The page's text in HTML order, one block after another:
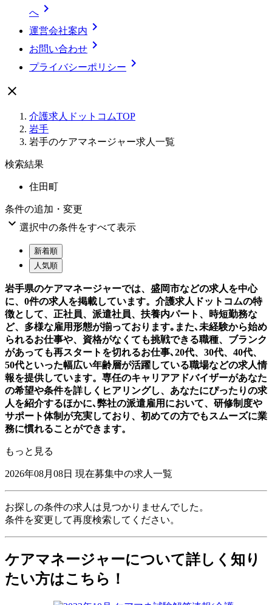
へ 
運営会社案内 
お問い合わせ 
プライバシーポリシー 

介護求人ドットコムTOP
岩手
岩手のケアマネージャー求人一覧
検索結果
住田町
条件の追加・変更
 選択中の条件をすべて表示
新着順
人気順
岩手県のケアマネージャーでは、盛岡市などの求人を中心
に、0件の求人を掲載しています。介護求人ドットコムの特
徴として、正社員、派遣社員、扶養内パート、時短勤務な
ど、多様な雇用形態が揃っております｡また､未経験から始め
られるお仕事や、資格がなくても挑戦できる職種、ブランク
があっても再スタートを切れるお仕事､20代、30代、40代、
50代といった幅広い年齢層が活躍している職場などの求人情
報を提供しています。専任のキャリアアドバイザーがあなた
の希望や条件を詳しくヒアリングし、あなたにぴったりの求
人を紹介するほかに､弊社の派遣雇用において、研修制度や
サポート体制が充実しており、初めての方でもスムーズに業
務に慣れることができます。
もっと見る
2026年08月08日 現在募集中の求人一覧
お探しの条件の求人は見つかりませんでした。
条件を変更して再度検索してください。
ケアマネージャーについて詳しく知り
たい方はこちら！